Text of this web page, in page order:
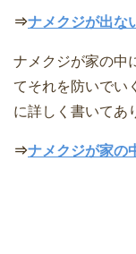
⇒ナメクジが出な
ナメクジが家の中
てそれを防いでい
に詳しく書いてあ
⇒ナメクジが家の